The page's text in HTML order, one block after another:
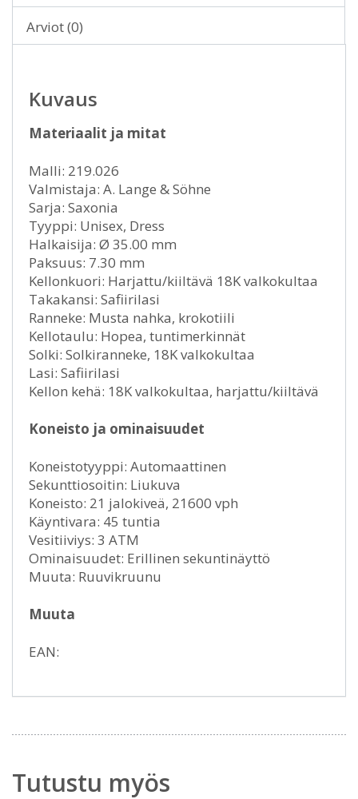
Arviot (0)
Kuvaus
Materiaalit ja mitat
Malli: 219.026
Valmistaja: A. Lange & Söhne
Sarja: Saxonia
Tyyppi: Unisex, Dress
Halkaisija: Ø 35.00 mm
Paksuus: 7.30 mm
Kellonkuori: Harjattu/kiiltävä 18K valkokultaa
Takakansi: Safiirilasi
Ranneke: Musta nahka, krokotiili
Kellotaulu: Hopea, tuntimerkinnät
Solki: Solkiranneke, 18K valkokultaa
Lasi: Safiirilasi
Kellon kehä: 18K valkokultaa, harjattu/kiiltävä
Koneisto ja ominaisuudet
Koneistotyyppi: Automaattinen
Sekunttiosoitin: Liukuva
Koneisto: 21 jalokiveä, 21600 vph
Käyntivara: 45 tuntia
Vesitiiviys: 3 ATM
Ominaisuudet: Erillinen sekuntinäyttö
Muuta: Ruuvikruunu
Muuta
EAN:
Tutustu myös